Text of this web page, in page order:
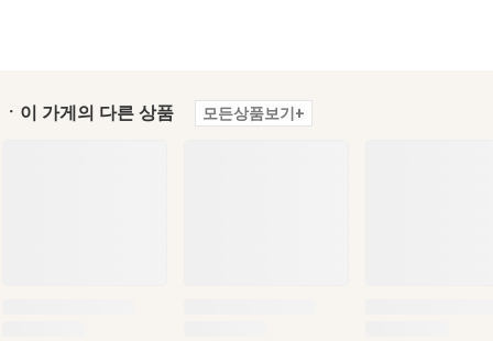
ㆍ이 가게의 다른 상품 모든상품보기+